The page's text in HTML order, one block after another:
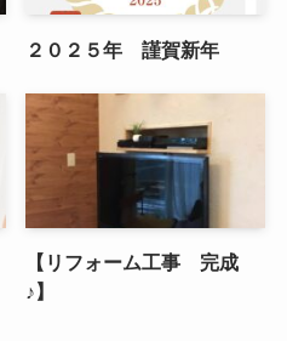
２０２５年 謹賀新年
【リフォーム工事 完成
♪】